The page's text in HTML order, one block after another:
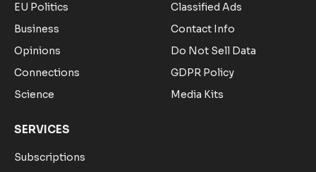
EU Politics
Business
Opinions
Connections
Science
Classified Ads
Contact Info
Do Not Sell Data
GDPR Policy
Media Kits
SERVICES
Subscriptions